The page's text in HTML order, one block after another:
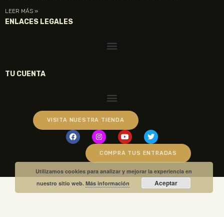
LEER MÁS »
ENLACES LEGALES
TU CUENTA
VISITA NUESTRA TIENDA
COMPRA TUS ENTRADAS
Utilizamos cookies para analizar y mejorar la experiencia en
nuestro sitio web.Más información Aceptar